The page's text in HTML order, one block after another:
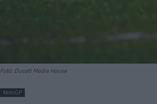
Fotó: Ducati Media House
MotoGP